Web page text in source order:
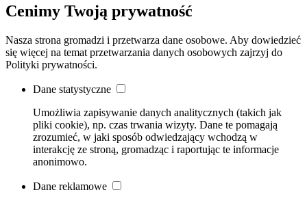
Cenimy Twoją prywatność
Nasza strona gromadzi i przetwarza dane osobowe. Aby dowiedzieć
się więcej na temat przetwarzania danych osobowych zajrzyj do
Polityki prywatności.
Dane statystyczne
Umożliwia zapisywanie danych analitycznych (takich jak
pliki cookie), np. czas trwania wizyty. Dane te pomagają
zrozumieć, w jaki sposób odwiedzający wchodzą w
interakcję ze stroną, gromadząc i raportując te informacje
anonimowo.
Dane reklamowe